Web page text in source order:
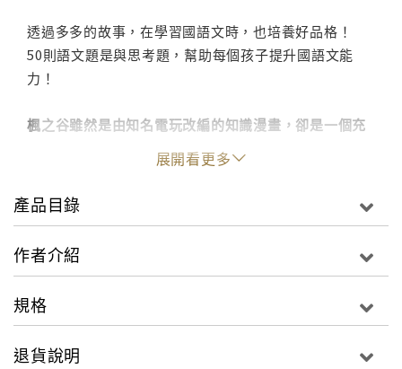
透過多多的故事，在學習國語文時，也培養好品格！
50則語文題是與思考題，幫助每個孩子提升國語文能
力！
楓之谷雖然是由知名電玩改編的知識漫畫，卻是一個充
滿冒險、緊張刺激，並保有品格教育的故事，以培養孩
子積極的人生觀，及以善良、勇敢、堅定、保護同伴等
為導向的價值觀。此外，它同時也是一套包含學習國語
文的「語文知識漫畫」。孩子在閱讀「楓之谷大冒險」
提示與思考題，吸收新知、學習新字彙，或再次複習所
這一次的難題嗎？
展開看更多
產品目錄
作者介紹
規格
退貨說明